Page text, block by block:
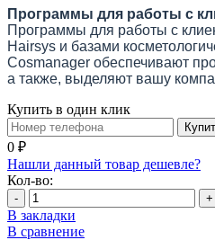
Программы для работы с
Программы для работы с
Hairsys и базами
Cosmanager обеспечивают
а также, выделяют вашу
Купить в один клик
0 ₽
Нашли данный товар дешевле?
Кол-во:
- +
В закладки
В сравнение